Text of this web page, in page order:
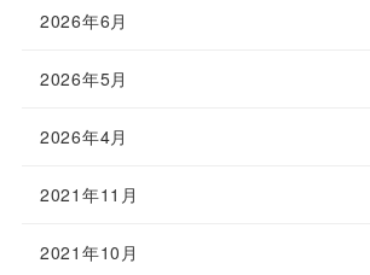
2026年6月
2026年5月
2026年4月
2021年11月
2021年10月